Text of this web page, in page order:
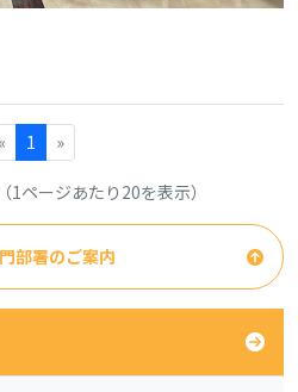
« 1 »
ページあたり20を表示）
部署のご案内